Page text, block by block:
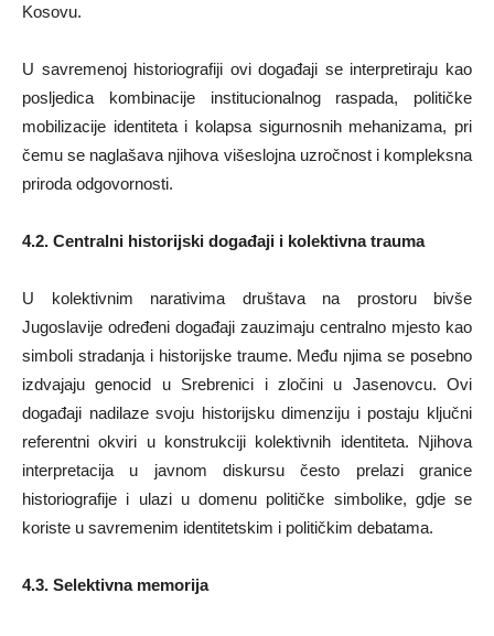
Kosovu.
U savremenoj historiografiji ovi događaji se interpretiraju kao
posljedica kombinacije institucionalnog raspada, političke
mobilizacije identiteta i kolapsa sigurnosnih mehanizama, pri
čemu se naglašava njihova višeslojna uzročnost i kompleksna
priroda odgovornosti.
4.2. Centralni historijski događaji i kolektivna trauma
U kolektivnim narativima društava na prostoru bivše
Jugoslavije određeni događaji zauzimaju centralno mjesto kao
simboli stradanja i historijske traume. Među njima se posebno
izdvajaju genocid u Srebrenici i zločini u Jasenovcu. Ovi
događaji nadilaze svoju historijsku dimenziju i postaju ključni
referentni okviri u konstrukciji kolektivnih identiteta. Njihova
interpretacija u javnom diskursu često prelazi granice
historiografije i ulazi u domenu političke simbolike, gdje se
koriste u savremenim identitetskim i političkim debatama.
4.3. Selektivna memorija